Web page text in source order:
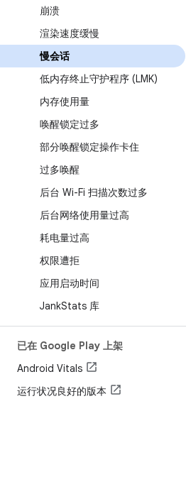
崩溃
渲染速度缓慢
慢会话
低内存终止守护程序 (LMK)
内存使用量
唤醒锁定过多
部分唤醒锁定操作卡住
过多唤醒
后台 Wi-Fi 扫描次数过多
后台网络使用量过高
耗电量过高
权限遭拒
应用启动时间
JankStats 库
已在 Google Play 上架
Android Vitals
运行状况良好的版本